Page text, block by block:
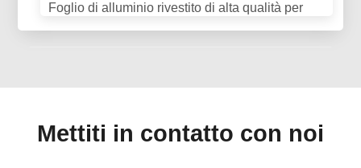
Foglio di alluminio rivestito di alta qualità per
applicazioni di imballaggio, offrendo
Mettiti in contatto con noi